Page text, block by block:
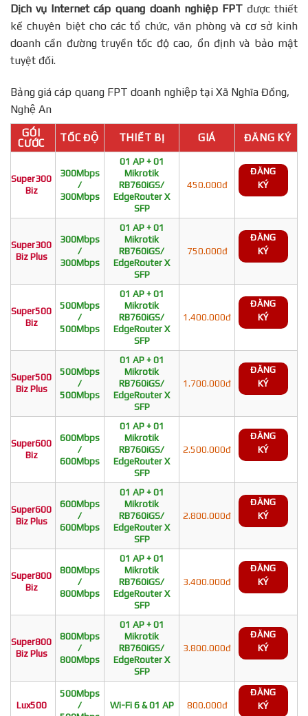
Dịch vụ Internet cáp quang doanh nghiệp FPTđược thiết
kế chuyên biệt cho các tổ chức, văn phòng và cơ sở kinh
doanh cần đường truyền tốc độ cao, ổn định và bảo mật
tuyệt đối.
Bảng giá cáp quang FPT doanh nghiệp tại Xã Nghĩa Đồng,
Nghệ An
GÓI
CƯỚC
TỐC ĐỘ THIẾT BỊ GIÁ ĐĂNG KÝ
Super300
Biz
300Mbps
/
300Mbps
01 AP + 01
Mikrotik
RB760iGS/
EdgeRouter X
SFP
450.000đ
ĐĂNG
KÝ
Super300
Biz Plus
300Mbps
/
300Mbps
01 AP + 01
Mikrotik
RB760iGS/
EdgeRouter X
SFP
750.000đ
ĐĂNG
KÝ
Super500
Biz
500Mbps
/
500Mbps
01 AP + 01
Mikrotik
RB760iGS/
EdgeRouter X
SFP
1.400.000đ
ĐĂNG
KÝ
Super500
Biz Plus
500Mbps
/
500Mbps
01 AP + 01
Mikrotik
RB760iGS/
EdgeRouter X
SFP
1.700.000đ
ĐĂNG
KÝ
Super600
Biz
600Mbps
/
600Mbps
01 AP + 01
Mikrotik
RB760iGS/
EdgeRouter X
SFP
2.500.000đ
ĐĂNG
KÝ
Super600
Biz Plus
600Mbps
/
600Mbps
01 AP + 01
Mikrotik
RB760iGS/
EdgeRouter X
SFP
2.800.000đ
ĐĂNG
KÝ
Super800
Biz
800Mbps
/
800Mbps
01 AP + 01
Mikrotik
RB760iGS/
EdgeRouter X
SFP
3.400.000đ
ĐĂNG
KÝ
Super800
Biz Plus
800Mbps
/
800Mbps
01 AP + 01
Mikrotik
RB760iGS/
EdgeRouter X
SFP
3.800.000đ
ĐĂNG
KÝ
Lux500
500Mbps
/
Wi-Fi 6 & 01 AP 800.000đ
ĐĂNG
KÝ